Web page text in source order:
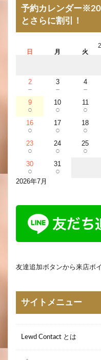
予約カレンダー
とさらに割引！
日
月 火
2
－
3
－
4
－
9
○
10
○
11
○
16
○
17
○
18
○
23
○
24
○
25
○
30
○
31
○
2026年7月
友達追加ボタンから来店ポ
サイトメニュー
Lewd Contact とは